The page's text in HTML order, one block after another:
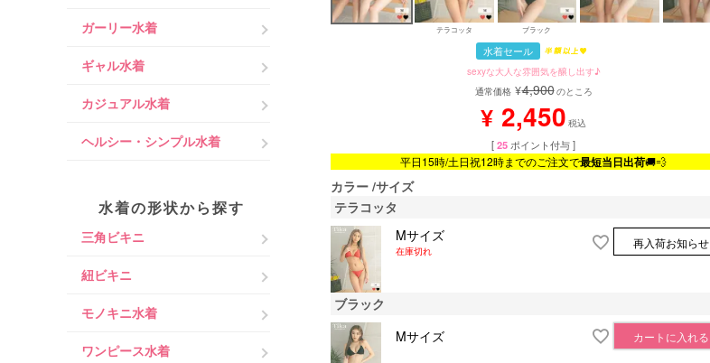
ガーリー水着
ギャル水着
カジュアル水着
ヘルシー・シンプル水着
水着の形状から探す
三角ビキニ
紐ビキニ
モノキニ水着
ワンピース水着
テラコッタ ブラック
水着セール
sexyな大人な雰囲気を醸し出す♪
通常価格 ¥4,900のところ
¥ 2,450 税込
[25 ポイント付与 ]
平日15時/土日祝12時までのご注文で最短当日出荷🚚💨
カラー サイズ
テラコッタ
Mサイズ
在庫切れ
再入荷お知らせ
ブラック
Mサイズ
カートに入れる